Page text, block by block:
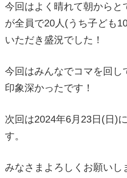
今回はよく晴れて朝からと
が全員で20人(うち子ども
いただき盛況でした！
今回はみんなでコマを回し
印象深かったです！
次回は2024年6月23日(日)
す。
みなさまよろしくお願いし